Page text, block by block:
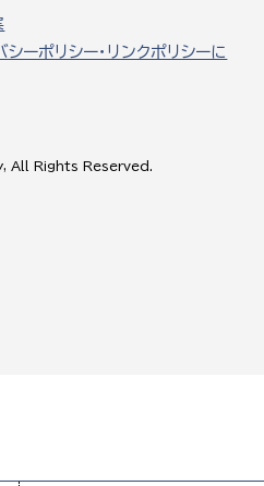
ーポリシー・リンクポリシーに
Rights Reserved.